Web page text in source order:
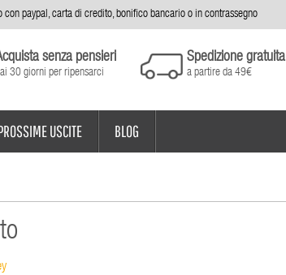
con paypal, carta di credito, bonifico bancario o in contrassegno
senza pensieri
30 giorni per ripensarci
Spedizione gratuita
a partire da 49€
USCITE BLOG